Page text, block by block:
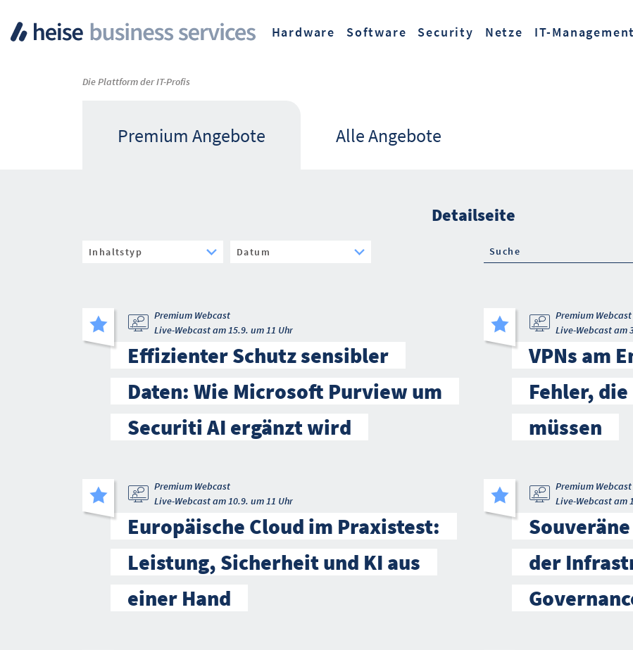
Hardware
Software Security Netze IT-Management
Die Plattform der IT-Profis
Premium Angebote Alle Angebote
Detailseite
Premium Webcast
Live-Webcast am 15.9. um 11 Uhr
Effizienter Schutz sensibler
Daten: Wie Microsoft Purview um
Securiti AI ergänzt wird
Premium Webcast
Live-Webcast am
VPNs am
Fehler,
müssen
Premium Webcast
Live-Webcast am 10.9. um 11 Uhr
Europäische Cloud im Praxistest:
Leistung, Sicherheit und KI aus
einer Hand
Premium Webcast
Live-Webcast am
der